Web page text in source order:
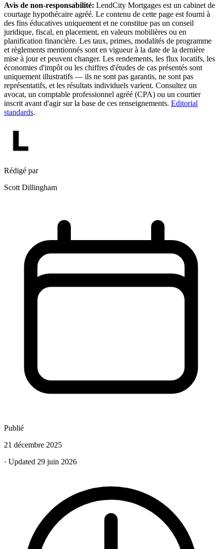
Avis de non-responsabilité: LendCity Mortgages est un cabinet de
courtage hypothécaire agréé. Le contenu de cette page est fourni à
des fins éducatives uniquement et ne constitue pas un conseil
juridique, fiscal, en placement, en valeurs mobilières ou en
planification financière. Les taux, primes, modalités de programme
et règlements mentionnés sont en vigueur à la date de la dernière
mise à jour et peuvent changer. Les rendements, les flux locatifs, les
économies d'impôt ou les chiffres d'études de cas présentés sont
uniquement illustratifs — ils ne sont pas garantis, ne sont pas
représentatifs, et les résultats individuels varient. Consultez un
avocat, un comptable professionnel agréé (CPA) ou un courtier
inscrit avant d'agir sur la base de ces renseignements. Editorial
standards.
Rédigé par
Scott Dillingham
Publié
21 décembre 2025
· Updated 29 juin 2026